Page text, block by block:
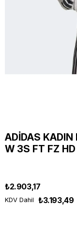
ADİDAS KADIN
W 3S FT FZ
₺2.903,17
KDV Dahil ₺3.193,49